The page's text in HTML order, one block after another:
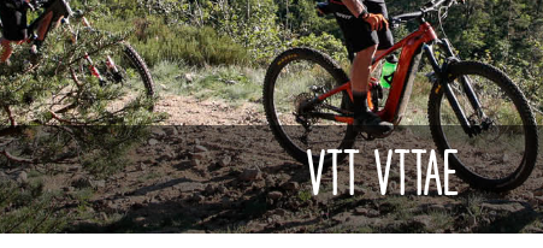
VTT VTTAE